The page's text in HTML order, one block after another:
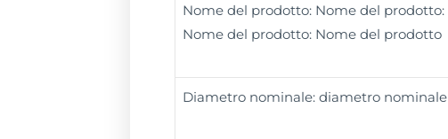
Nome del prodotto: Nome del prodotto:
Nome del prodotto: Nome del prodotto
Diametro nominale: diametro nominale